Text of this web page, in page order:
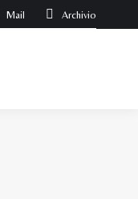
Mail Archivio